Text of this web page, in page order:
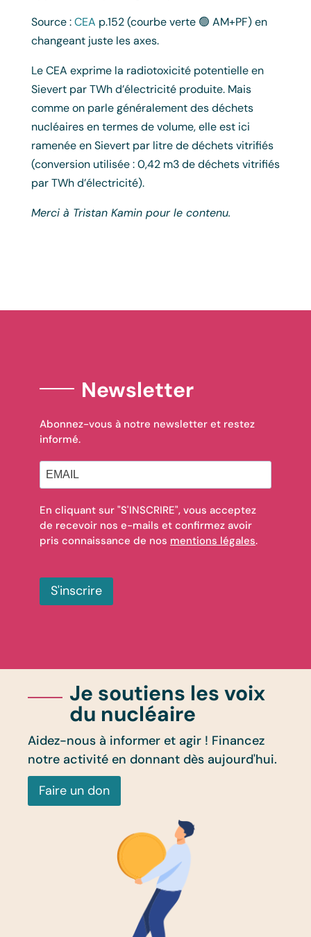
Source :CEA p.152 (courbe verte 🟢 AM+PF) en
changeant juste les axes.
Le CEA exprime la radiotoxicité potentielle en
Sievert par TWh d’électricité produite. Mais
comme on parle généralement des déchets
nucléaires en termes de volume, elle est ici
ramenée en Sievert par litre de déchets vitrifiés
(conversion utilisée : 0,42 m3 de déchets vitrifiés
par TWh d’électricité).
Merci à Tristan Kamin pour le contenu.
Newsletter
Abonnez-vous à notre newsletter et restez
informé.
En cliquant sur "S'INSCRIRE", vous acceptez
de recevoir nos e-mails et confirmez avoir
pris connaissance de nos mentions légales.
S'inscrire
Je soutiens les voix
du nucléaire
Aidez-nous à informer et agir ! Financez
notre activité en donnant dès aujourd'hui.
Faire un don